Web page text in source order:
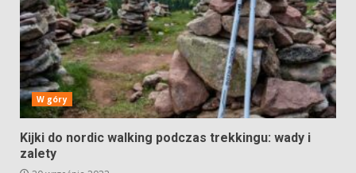
W góry
Kijki do nordic walking podczas trekkingu: wady i
zalety